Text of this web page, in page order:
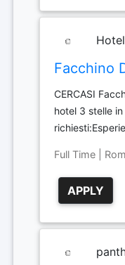
Facchino
CERCASI
hotel 3 stelle in
Full Time |
APPLY